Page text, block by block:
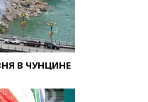
В ЧУНЦИНЕ